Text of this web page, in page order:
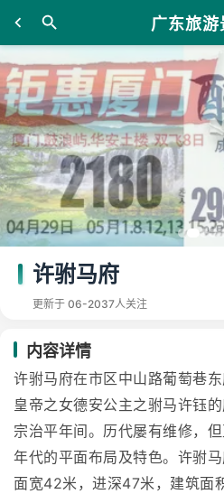
广东旅游
许驸马府
更新于 06-2037人关注
内容详情
许驸马府在市区中山路葡萄巷
皇帝之女德安公主之驸马许钰
宗治平年间。历代屡有维修，
年代的平面布局及特色。许驸
面宽42米，进深47米，建筑面